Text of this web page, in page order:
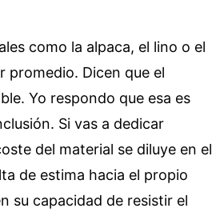
como la alpaca, el lino o el
promedio. Dicen que el
Yo respondo que esa es
Si vas a dedicar
del material se diluye en el
de estima hacia el propio
su capacidad de resistir el